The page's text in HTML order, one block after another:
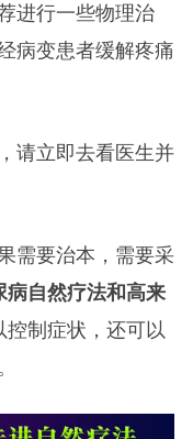
进行一些物理治
病变患者缓解疼痛
请立即去看医生并
需要治本，需要采
病自然疗法和高来
控制症状，还可以